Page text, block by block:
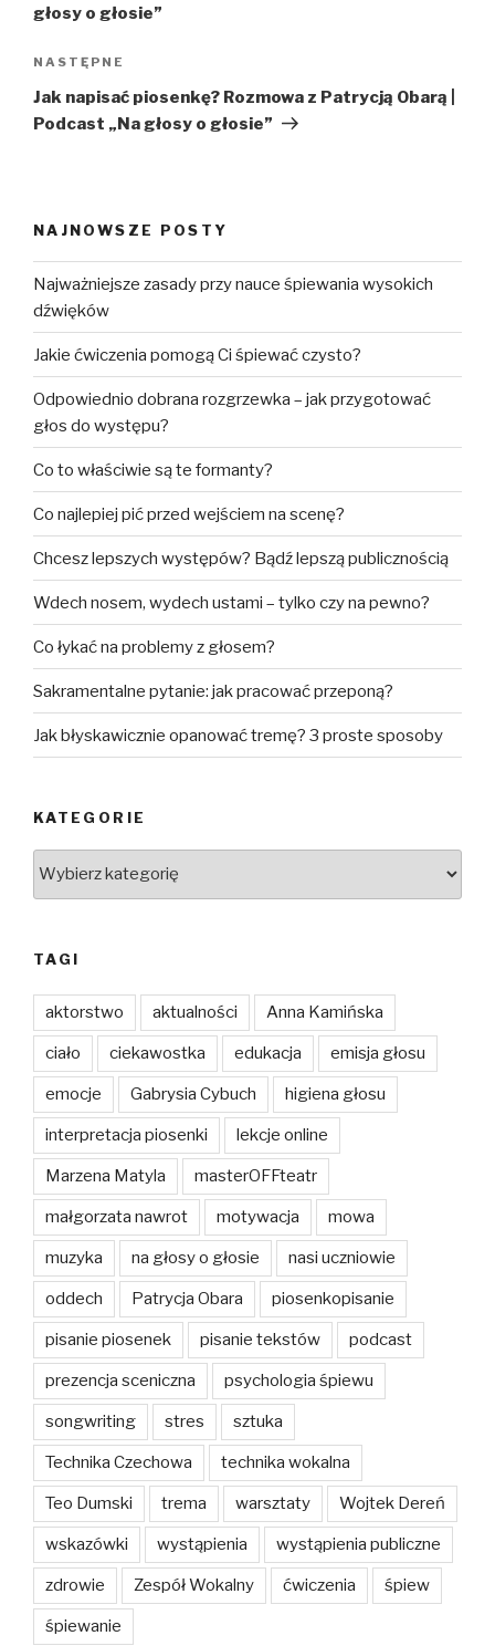
głosy o głosie”
Następny
wpis
NASTĘPNE
Jak napisać piosenkę? Rozmowa z Patrycją Obarą |
Podcast „Na głosy o głosie”
NAJNOWSZE POSTY
Najważniejsze zasady przy nauce śpiewania wysokich
dźwięków
Jakie ćwiczenia pomogą Ci śpiewać czysto?
Odpowiednio dobrana rozgrzewka – jak przygotować
głos do występu?
Co to właściwie są te formanty?
Co najlepiej pić przed wejściem na scenę?
Chcesz lepszych występów? Bądź lepszą publicznością
Wdech nosem, wydech ustami – tylko czy na pewno?
Co łykać na problemy z głosem?
Sakramentalne pytanie: jak pracować przeponą?
Jak błyskawicznie opanować tremę? 3 proste sposoby
KATEGORIE
TAGI
aktorstwo aktualności Anna Kamińska
ciało ciekawostka edukacja emisja głosu
emocje Gabrysia Cybuch higiena głosu
interpretacja piosenki lekcje online
Marzena Matyla masterOFFteatr
małgorzata nawrot motywacja mowa
muzyka na głosy o głosie nasi uczniowie
oddech Patrycja Obara piosenkopisanie
pisanie piosenek pisanie tekstów podcast
prezencja sceniczna psychologia śpiewu
songwriting stres sztuka
Technika Czechowa technika wokalna
Teo Dumski trema warsztaty Wojtek Dereń
wskazówki wystąpienia wystąpienia publiczne
zdrowie Zespół Wokalny ćwiczenia śpiew
śpiewanie